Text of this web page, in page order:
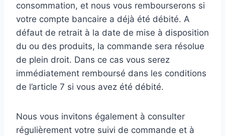
consommation, et nous vous rembourserons si
votre compte bancaire a déjà été débité. A
défaut de retrait à la date de mise à disposition
du ou des produits, la commande sera résolue
de plein droit. Dans ce cas vous serez
immédiatement remboursé dans les conditions
de l’article 7 si vous avez été débité.
Nous vous invitons également à consulter
régulièrement votre suivi de commande et à